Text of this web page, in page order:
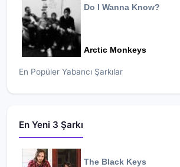
Do I Wanna Know?
Arctic Monkeys
En Popüler Yabancı Şarkılar
En Yeni 3 Şarkı
The Black Keys